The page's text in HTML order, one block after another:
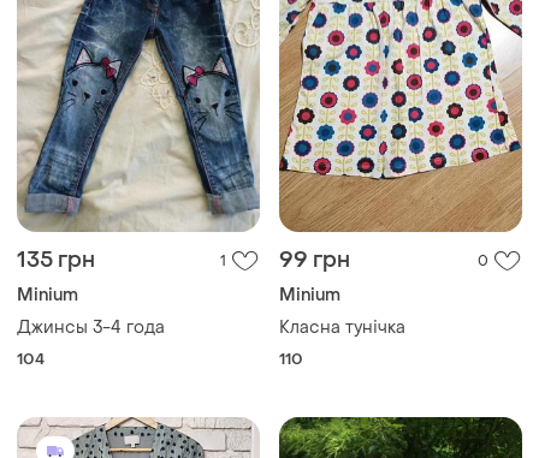
135 грн 1
Minium
Джинсы 3-4 года
104
99 грн 0
Minium
Класна тунічка
110